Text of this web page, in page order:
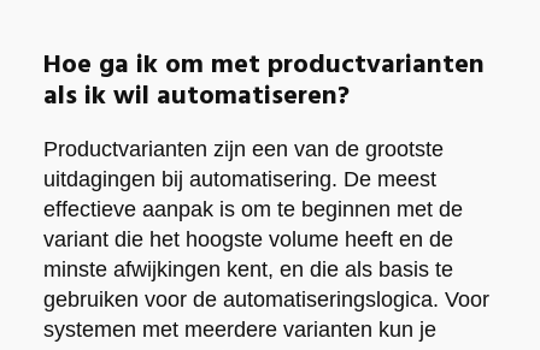
Hoe ga ik om met productvarianten
als ik wil automatiseren?
Productvarianten zijn een van de grootste
uitdagingen bij automatisering. De meest
effectieve aanpak is om te beginnen met de
variant die het hoogste volume heeft en de
minste afwijkingen kent, en die als basis te
gebruiken voor de automatiseringslogica. Voor
systemen met meerdere varianten kun je